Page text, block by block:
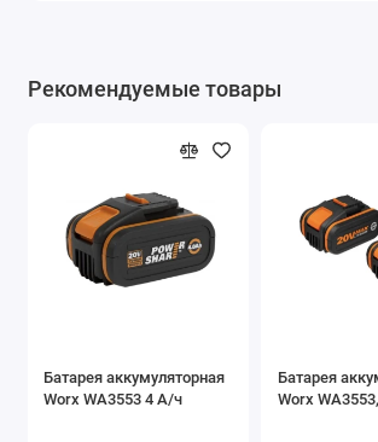
Рекомендуемые товары
Батарея аккумуляторная
Worx WA3553 4 А/ч
Батарея
Worx